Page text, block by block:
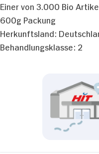
Einer von 3.000 Bio
600g Packung
Herkunftsland:
Behandlungsklasse: 2